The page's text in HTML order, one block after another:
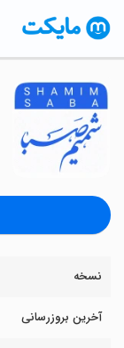
نسخه
آخرین بروزرسانی